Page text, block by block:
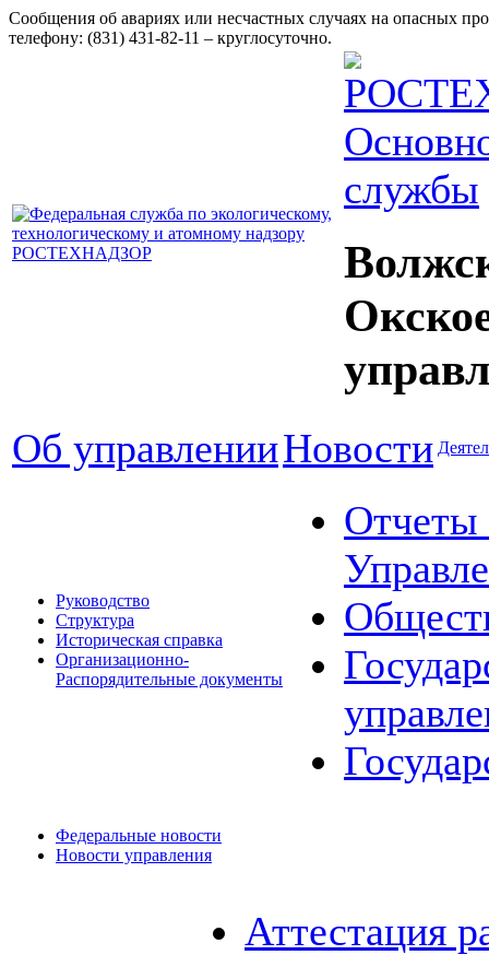
Сообщения об авариях или несчастных случаях на опасных
телефону: (831) 431-82-11 – круглосуточно.
службы
Об управленииНовости
Руководство
Структура
Историческая справка
Организационно-
Распорядительные документы
Отчеты
Федеральные новости
Новости управления
Аттестация